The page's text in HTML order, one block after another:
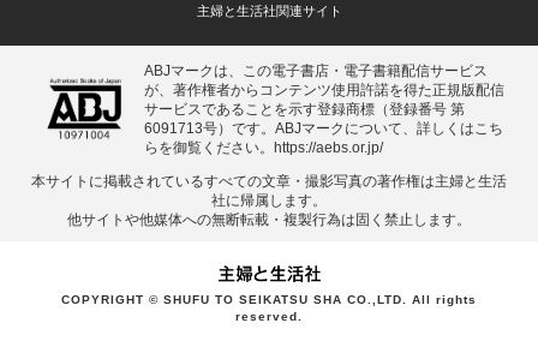
主婦と生活社関連サイト
ABJマークは、この電子書店・電子書籍配信サービス
が、著作権者からコンテンツ使用許諾を得た正規版配信
サービスであることを示す登録商標（登録番号 第
6091713号）です。ABJマークについて、詳しくはこち
らを御覧ください。 https://aebs.or.jp/
本サイトに掲載されているすべての⽂章・撮影写真の著作権は主婦と⽣活
社に帰属します。
他サイトや他媒体への無断転載・複製⾏為は固く禁⽌します。
COPYRIGHT © SHUFU TO SEIKATSU SHA CO.,LTD. All rights
reserved.